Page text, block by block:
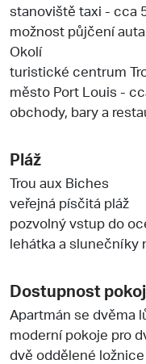
stanoviště taxi - cca
možnost půjčení auta
Okolí
turistické centrum
město Port Louis -
obchody, bary a
Pláž
Trou aux Biches
veřejná písčitá pláž
pozvolný vstup do
lehátka a slunečníky
Dostupnost
Apartmán se dvěma
moderní pokoje pro
dvě oddělené